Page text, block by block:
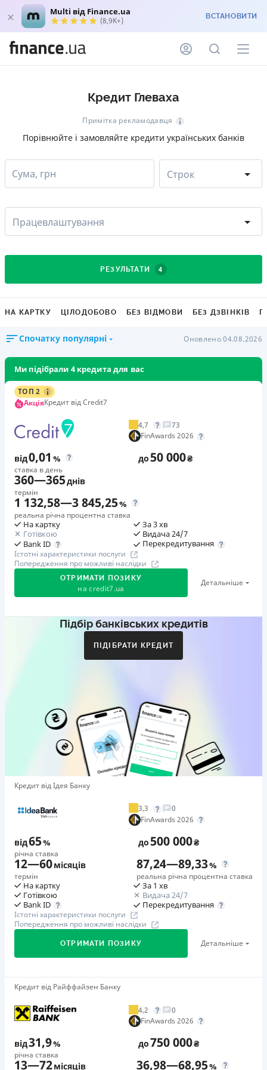
Multi від Finance.ua
(8,9K+) ВСТАНОВИТИ
Кредит Глеваха
Примітка рекламодавця
Порівнюйте і замовляйте кредити українських банків
Сума, грн Строк
Працевлаштування
РЕЗУЛЬТАТИ 4
НА КАРТКУ ЦІЛОДОБОВО БЕЗ ВІДМОВИ БЕЗ ДЗВІНКІВ
Спочатку популярні Оновлено 04.08.2026
Ми підібрали 4 кредита для вас
ТОП 2
АкціяКредит від Credit7
4,7
73
FinAwards 2026
від0,01 %
ставка в день
до50 000₴
360—365днів
термін
1 132,58—3 845,25%
реальна річна процентна ставка
На картку
Готівкою
Bank ID
За 3 хв
Видача 24/7
Перекредитування
Істотні характеристики послуги
Попередження про можливі наслідки
ОТРИМАТИ ПОЗИКУ
на credit7.ua
Детальніше
Акція: «Кешбек за друга»
Коли друг реєструється та отримує перший кредит
Бронзовий призер FinAwards 2026 «Найкраща програма
лояльності»
Перший займ
вiд 0,01%/день до 30 000 ₴
Повторний займ
Додаткова комісія за дострокове погашення
у будь-який момент можна повністю погасити позику без
додаткових плат
Страховка
відсутня
Штрафи
Неустойка за невиконання та/або неналежне виконання
споживачем грошових зобов’язань: штраф у розмірі 75%
від суми невиконаного та/або неналежного виконання
зобов’язання на 2-й день кожного факту такого
невиконання та/або неналежного виконання.
Детальніше читайте на сайті МФО.
Необхідні документи
Паспорт,ІПН
Вік
18 - 65 років
Переваги
Підбір банківських кредитів
ПІДІБРАТИ КРЕДИТ
Кредит від Ідея Банку
3,3
0
FinAwards 2026
від65%
річна ставка
до500 000₴
12—60місяців
термін
87,24—89,33%
реальна річна процентна ставка
На картку
Готівкою
Bank ID
За 1 хв
Видача 24/7
Перекредитування
Істотні характеристики послуги
Попередження про можливі наслідки
ОТРИМАТИ ПОЗИКУ Детальніше
🥇Переможець FinAwards 2026
Переможець FinAwards 2026 «Найкращий кредит
готівкою»
вiд 65%/рік до 500 000 ₴
Додаткова комісія за дострокове погашення
Кредит від Райффайзен Банку
4,2
0
FinAwards 2026
від31,9%
річна ставка
до750 000₴
13—72місяців 36,98—68,95%